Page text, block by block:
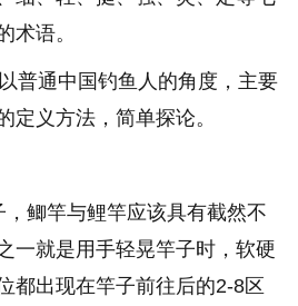
术语。
普通中国钓鱼人的角度，主要
定义方法，简单探论。
鲫竿与鲤竿应该具有截然不
一就是用手轻晃竿子时，软硬
都出现在竿子前往后的2-8区